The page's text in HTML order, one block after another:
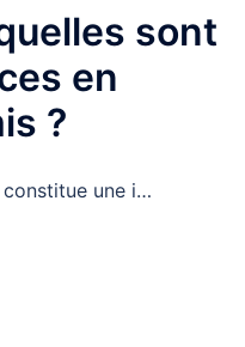
sont
en
?
constitue une i…